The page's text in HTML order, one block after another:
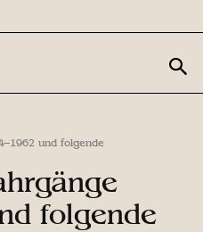
und folgende
folgende